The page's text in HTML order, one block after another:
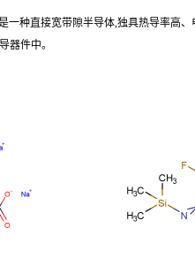
种直接宽带隙半导体,独具热导率高
器件中。